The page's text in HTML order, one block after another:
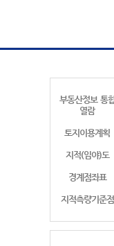
부동산정보 통
열람
토지이용계획
지적(임야)도
경계점좌표
지적측량기준점